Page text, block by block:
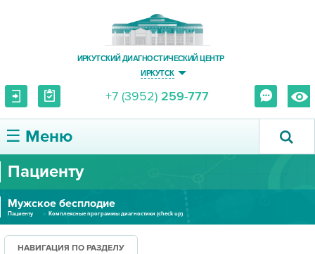
ИРКУТСКИЙ ДИАГНОСТИЧЕСКИЙ ЦЕНТР
ИРКУТСК
+7 (3952) 259-777
☰ Меню
О ЦЕНТРЕ
УСЛУГИ И ЦЕНЫ
ПАЦИЕНТУ
Пациенту
Мужское бесплодие
Пациенту Комплексные программы диагностики (check up)
НАВИГАЦИЯ ПО РАЗДЕЛУ